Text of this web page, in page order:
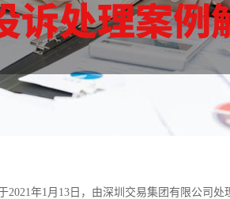
2021年1月13日，由深圳交易集团有限公司